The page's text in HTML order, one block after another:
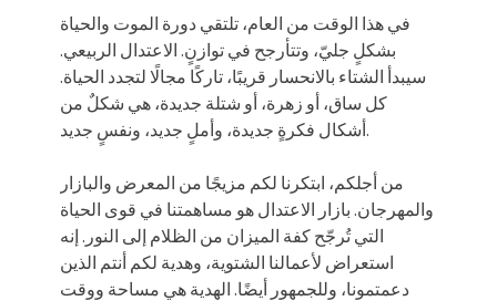
في هذا الوقت من العام، تلتقي دورة الموت والحياة
بشكلٍ جليّ، وتتأرجح في توازنٍ. الاعتدال الربيعي.
سيبدأ الشتاء بالانحسار قريبًا، تاركًا مجالًا لتجدد الحياة.
كل ساق، أو زهرة، أو شتلة جديدة، هي شكلٌ من
أشكال فكرةٍ جديدة، وأملٍ جديد، ونفسٍ جديد.
من أجلكم، ابتكرنا لكم مزيجًا من المعرض والبازار
والمهرجان. بازار الاعتدال هو مساهمتنا في قوى الحياة
التي تُرجّح كفة الميزان من الظلام إلى النور. إنه
استعراض لأعمالنا الشتوية، وهدية لكم أنتم الذين
دعمتمونا، وللجمهور أيضًا. الهدية هي مساحة ووقت